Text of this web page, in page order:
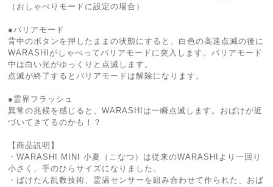
（おしゃべりモードに設定の場合）
●バリアモード
背中のボタンを押したままの状態にすると、白色の高速点滅の後に
WARASHIがしゃべってバリアモードに突入します。バリアモード
中は白い光がゆっくりと点滅します。
点滅が終了するとバリアモードは解除になります。
●霊界フラッシュ
異常の兆候を感じると、WARASHIは一瞬点滅します。おばけが近
づいてきてるのかも！？
【商品説明】
・WARASHI MINI 小夏（こなつ）は従来のWARASHIより一回り
小さく、手のひらサイズになりました。
・ばけたん乱数技術、霊温センサーを組み合わせて作られた、おば